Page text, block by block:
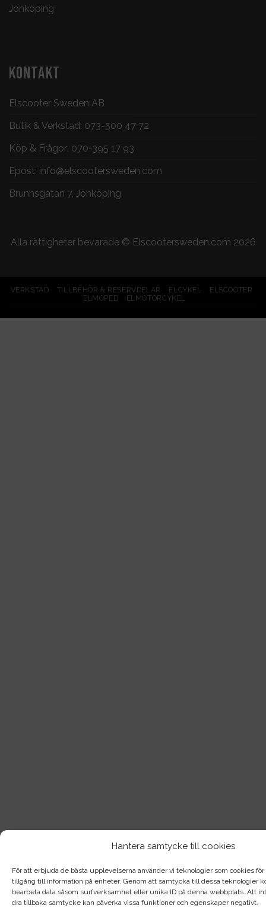
Hantera samtycke till cookies
För att erbjuda de bästa upplevelserna använder vi teknologier som cookies
tillgång till information på enheter. Genom att samtycka till dessa teknologier
bearbeta data såsom surfverksamhet eller unika ID på denna webbplats. Att
dra tillbaka samtycke kan påverka vissa funktioner och egenskaper negativt.
Jönköping
KONTAKT
Elscooter Sweden AB
Butik & Verkstad: 073-500 47 72
Köp & Frågor: 070-395 17 93
Epost: info@elscootersweden.com
Brunnsgatan 7, Jönköping
Alla rättigheter bevarade © Elscootersweden.com 2026
VERKSTAD TILLBEHÖR & RESERVDELAR ELCYKEL
ELSCOOTER
ELMOPED
ELMOTORCYKEL